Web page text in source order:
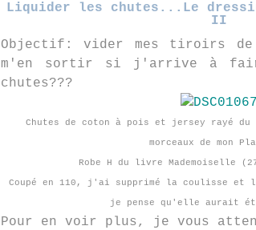
Liquider les chutes...Le
II
Objectif: vider mes tiroirs de
m'en sortir si j'arrive à
chutes???
Chutes de coton à pois et jersey rayé du
morceaux de mon
Robe H du livre Mademoiselle
Coupé en 110, j'ai supprimé la coulisse et
je pense qu'elle aurait
Pour en voir plus, je vous